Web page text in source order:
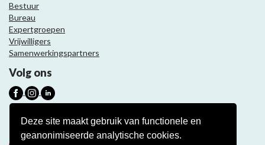
Deze site maakt gebruik van functionele en
geanonimiseerde analytische cookies.
Bestuur
Bureau
Expertgroepen
Vrijwilligers
Samenwerkingspartners
Volg ons
Nieuwsbrief